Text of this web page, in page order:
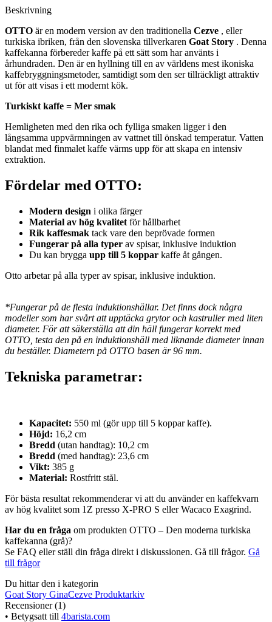
Beskrivning
OTTO är en modern version av den traditionella Cezve , eller
turkiska ibriken, från den slovenska tillverkaren Goat Story . Denna
kaffekanna förbereder kaffe på ett sätt som har använts i
århundraden. Den är en hyllning till en av världens mest ikoniska
kaffebryggningsmetoder, samtidigt som den ser tillräckligt attraktiv
ut för att visas i ett modernt kök.
Turkiskt kaffe = Mer smak
Hemligheten med den rika och fylliga smaken ligger i den
långsamma uppvärmningen av vattnet till önskad temperatur. Vatten
blandat med finmalet kaffe värms upp för att skapa en intensiv
extraktion.
Fördelar med OTTO:
Modern design i olika färger
Material av hög kvalitet för hållbarhet
Rik kaffesmak tack vare den beprövade formen
Fungerar på alla typer av spisar, inklusive induktion
Du kan brygga upp till 5 koppar kaffe åt gången.
Otto arbetar på alla typer av spisar, inklusive induktion.
*Fungerar på de flesta induktionshällar. Det finns dock några
modeller som har svårt att upptäcka grytor och kastruller med liten
diameter. För att säkerställa att din häll fungerar korrekt med
OTTO, testa den på en induktionshäll med liknande diameter innan
du beställer. Diametern på OTTO basen är 96 mm.
Tekniska parametrar:
Kapacitet: 550 ml (gör upp till 5 koppar kaffe).
Höjd: 16,2 cm
Bredd (utan handtag): 10,2 cm
Bredd (med handtag): 23,6 cm
Vikt: 385 g
Material: Rostfritt stål.
För bästa resultat rekommenderar vi att du använder en kaffekvarn
av hög kvalitet som 1Z presso X-PRO S eller Wacaco Exagrind.
Har du en fråga om produkten OTTO – Den moderna turkiska
kaffekanna (grå)?
Se FAQ eller ställ din fråga direkt i diskussionen. Gå till frågor. Gå
till frågor
Du hittar den i kategorin
Goat Story GinaCezve Produktarkiv
Recensioner (1)
• Betygsatt till 4barista.com